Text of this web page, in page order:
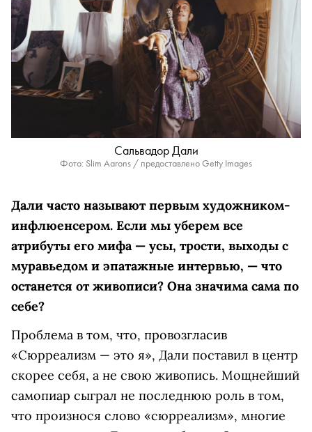
Сальвадор Дали
Фото: Slim Aarons / предоставлено Getty Images
Дали часто называют первым художником-
инфлюенсером. Если мы уберем все
атрибуты его мифа — усы, трости, выходы с
муравьедом и эпатажные интервью, — что
останется от живописи? Она значима сама по
себе?
Проблема в том, что, провозгласив
«Сюрреализм — это я», Дали поставил в центр
скорее себя, а не свою живопись. Мощнейший
самопиар сыграл не последнюю роль в том,
что произнося слово «сюрреализм», многие